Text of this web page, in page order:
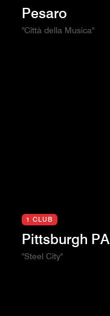
Pesaro
"Città della Musica"
1 CLUB
Pittsburgh PA
"Steel City"